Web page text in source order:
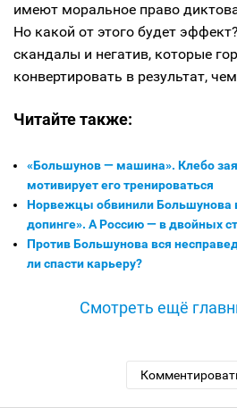
имеют моральное право
Но какой от этого будет
скандалы и негатив, которые
конвертировать в результат,
Читайте также:
«Большунов — машина». Клебо
мотивирует его тренироваться
Норвежцы обвинили Большунова
допинге». А Россию — в двойных
Против Большунова вся
ли спасти карьеру?
Смотреть ещё